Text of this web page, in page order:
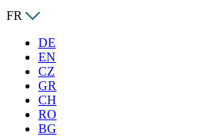
FR
DE
EN
CZ
GR
CH
RO
BG